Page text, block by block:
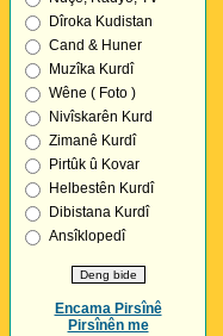
Dîroka Kudistan
Cand & Huner
Muzîka Kurdî
Wêne ( Foto )
Nivîskarên Kurd
Zimanê Kurdî
Pirtûk û Kovar
Helbestên Kurdî
Dibistana Kurdî
Ansîklopedî
Encama Pirsînê
Pirsînên me